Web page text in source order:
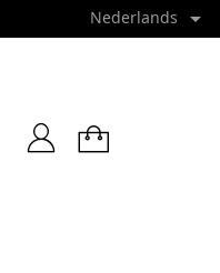
Nederlands 